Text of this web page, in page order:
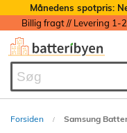
Månedens spotpris:
Forsiden Samsung